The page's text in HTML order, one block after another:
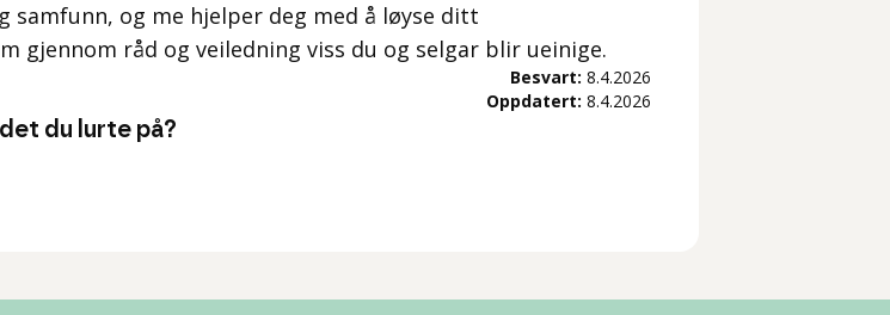
samfunn, og me hjelper deg med å løyse ditt
gjennom råd og veiledning viss du og selgar blir ueinige.
Besvart: 8.4.2026
Oppdatert: 8.4.2026
du lurte på?